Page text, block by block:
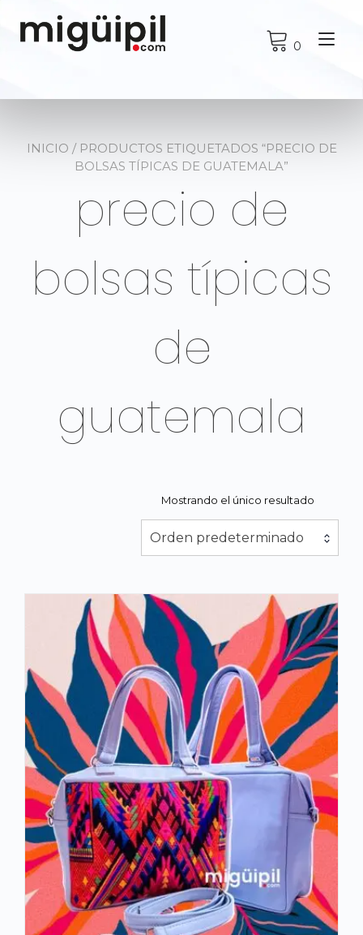
0
INICIO / PRODUCTOS ETIQUETADOS “PRECIO DE
BOLSAS TÍPICAS DE GUATEMALA”
precio de
bolsas típicas
de
guatemala
Mostrando el único resultado
Orden predeterminado